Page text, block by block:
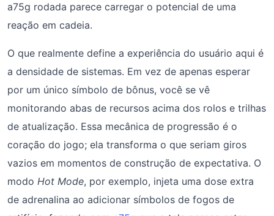
a75g rodada parece carregar o potencial de uma
reação em cadeia.
O que realmente define a experiência do usuário aqui é
a densidade de sistemas. Em vez de apenas esperar
por um único símbolo de bônus, você se vê
monitorando abas de recursos acima dos rolos e trilhas
de atualização. Essa mecânica de progressão é o
coração do jogo; ela transforma o que seriam giros
vazios em momentos de construção de expectativa. O
modo Hot Mode, por exemplo, injeta uma dose extra
de adrenalina ao adicionar símbolos de fogos de